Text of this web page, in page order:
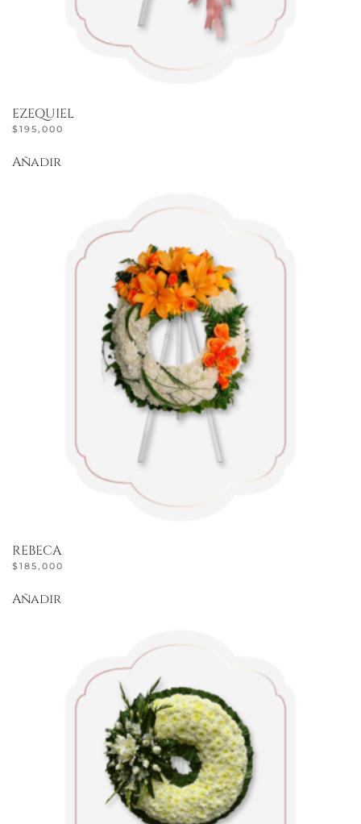
EZEQUIEL
$195,000
Añadir
REBECA
$185,000
Añadir